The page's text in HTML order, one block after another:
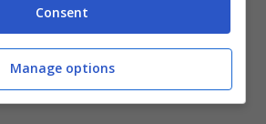
Consent
Manage options